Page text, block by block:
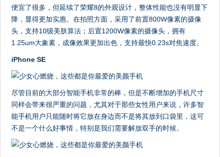
便宜了很多，但延续了荣耀8的外观设计，整体性能也没有明显下
降，显得更加实惠。在拍照方面，采用了前置800W像素的摄像
头，支持10级美肤算法；后置1200W像素的摄像头，拥有
1.25um大象素，成像效果更加出色，支持最快0.23s对焦速度。
iPhone SE
尽管目前的大部分智能手机非常的棒，但是不断增加的手机尺寸
同样会带来很严重的问题，尤其对于那些女性用户来说，许多智
能手机用户只能随时将它放在身边而不是将其放到口袋里，这可
不是一个什么好事情，特别是我们需要解放双手的时候。